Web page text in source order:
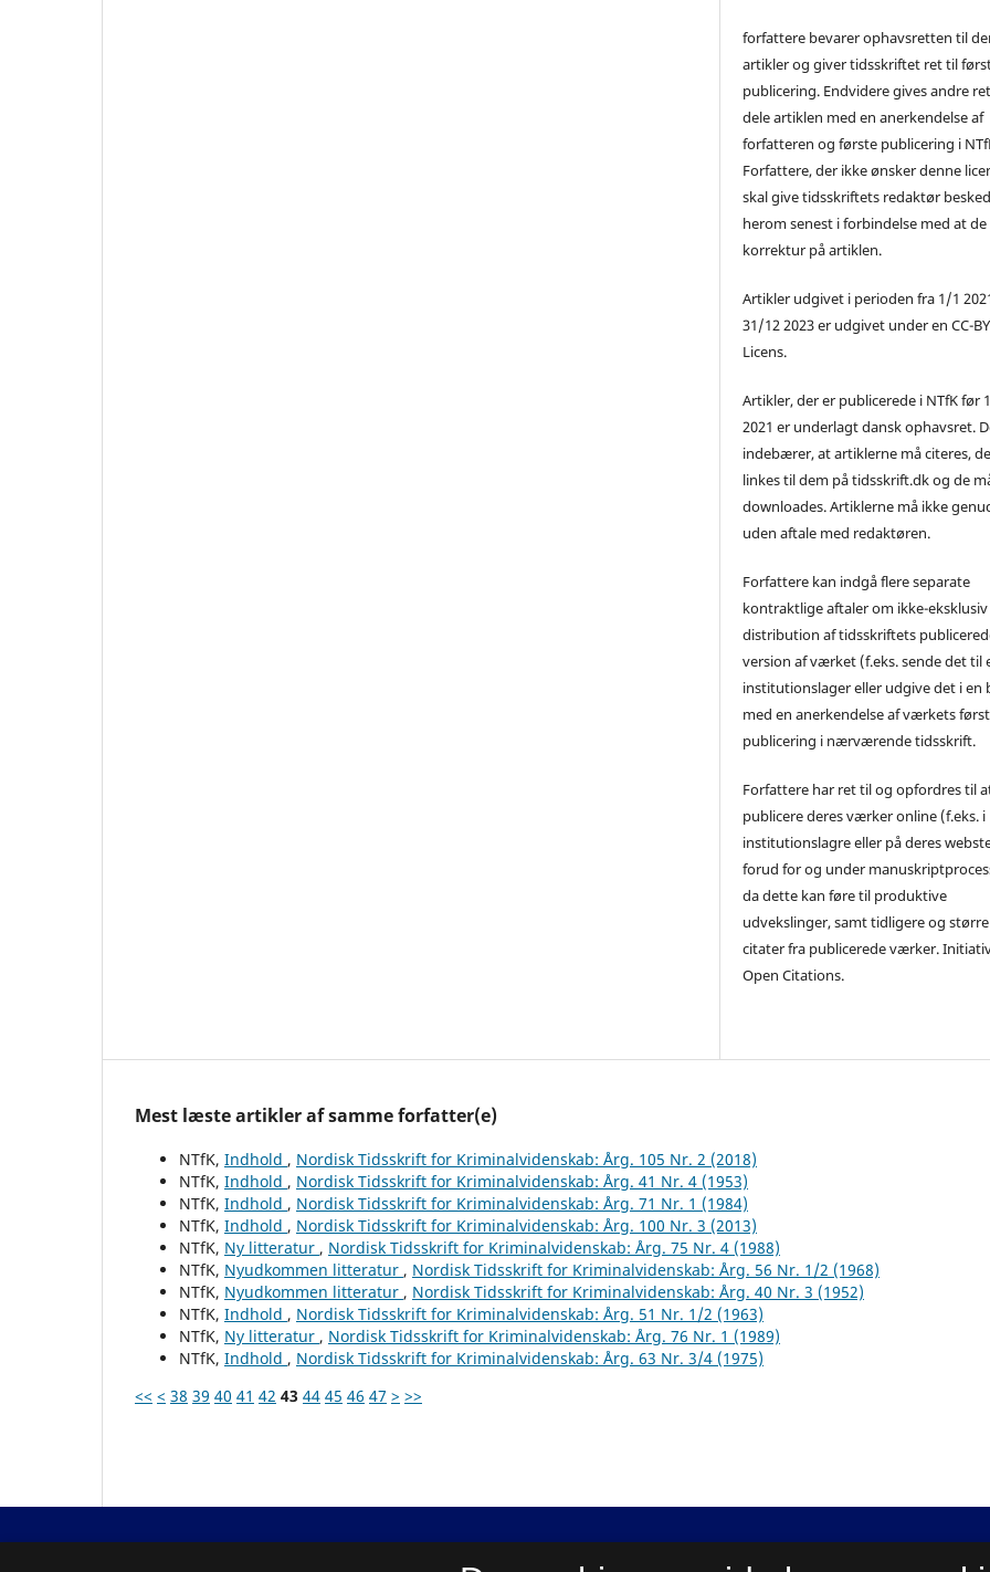
forfattere bevarer ophavsretten til
artikler og giver tidsskriftet ret til
publicering. Endvidere gives andre
dele artiklen med en anerkendelse af
forfatteren og første publicering i
Forfattere, der ikke ønsker denne
skal give tidsskriftets redaktør besked
herom senest i forbindelse med at
korrektur på artiklen.
Artikler udgivet i perioden fra 1/1
31/12 2023 er udgivet under en CC-
Licens.
Artikler, der er publicerede i NTfK før
2021 er underlagt dansk ophavsret.
indebærer, at artiklerne må citeres,
linkes til dem på tidsskrift.dk og de
downloades. Artiklerne må ikke
uden aftale med redaktøren.
Forfattere kan indgå flere separate
kontraktlige aftaler om ikke-eksklusiv
distribution af tidsskriftets
version af værket (f.eks. sende det til
institutionslager eller udgive det i en
med en anerkendelse af værkets
publicering i nærværende tidsskrift.
Forfattere har ret til og opfordres til
publicere deres værker online (f.eks. i
institutionslagre eller på deres
forud for og under
da dette kan føre til produktive
udvekslinger, samt tidligere og større
citater fra publicerede værker.
Open Citations.
Mest læste artikler af samme forfatter(e)
NTfK, Indhold , Nordisk Tidsskrift for Kriminalvidenskab: Årg. 105 Nr. 2 (2018)
NTfK, Indhold , Nordisk Tidsskrift for Kriminalvidenskab: Årg. 41 Nr. 4 (1953)
NTfK, Indhold , Nordisk Tidsskrift for Kriminalvidenskab: Årg. 71 Nr. 1 (1984)
NTfK, Indhold , Nordisk Tidsskrift for Kriminalvidenskab: Årg. 100 Nr. 3 (2013)
NTfK, Ny litteratur , Nordisk Tidsskrift for Kriminalvidenskab: Årg. 75 Nr. 4 (1988)
NTfK, Nyudkommen litteratur , Nordisk Tidsskrift for Kriminalvidenskab: Årg. 56 Nr. 1/2 (1968)
NTfK, Nyudkommen litteratur , Nordisk Tidsskrift for Kriminalvidenskab: Årg. 40 Nr. 3 (1952)
NTfK, Indhold , Nordisk Tidsskrift for Kriminalvidenskab: Årg. 51 Nr. 1/2 (1963)
NTfK, Ny litteratur , Nordisk Tidsskrift for Kriminalvidenskab: Årg. 76 Nr. 1 (1989)
NTfK, Indhold , Nordisk Tidsskrift for Kriminalvidenskab: Årg. 63 Nr. 3/4 (1975)
<< < 38 39 40 41 42 43 44 45 46 47 > >>
Nordisk Tidsskrift for Kriminalvidenskab